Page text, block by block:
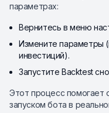
параметрах:
Вернитесь в меню
Измените параметры
инвестиций).
Запустите Backtest
Этот процесс помогает
запуском бота в